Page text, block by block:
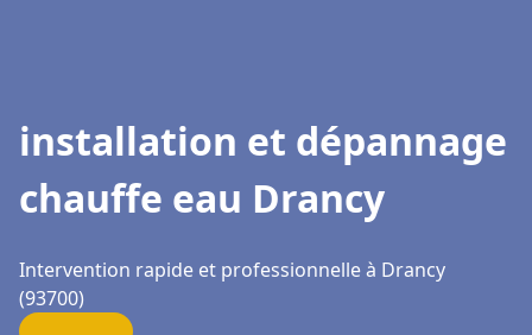
installation et dépannage
chauffe eau Drancy
Intervention rapide et professionnelle à Drancy
(93700)